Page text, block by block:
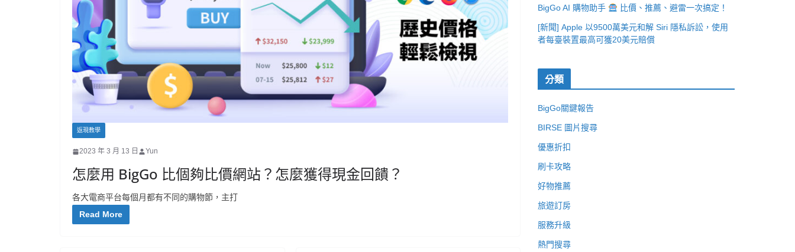
返現教學
2023 年 3 月 13 日 Yun
怎麼用 BigGo 比個夠比價網站？怎麼獲得現金回饋？
各大電商平台每個月都有不同的購物節，主打
Read More
BigGo AI 購物助手 比價、推薦、避雷一次搞定！
[新聞] Apple 以9500萬美元和解 Siri 隱私訴訟，使用
者每臺裝置最高可獲20美元賠償
分類
BigGo關鍵報告
BIRSE 圖片搜尋
優惠折扣
刷卡攻略
好物推薦
旅遊訂房
服務升級
熱門搜尋